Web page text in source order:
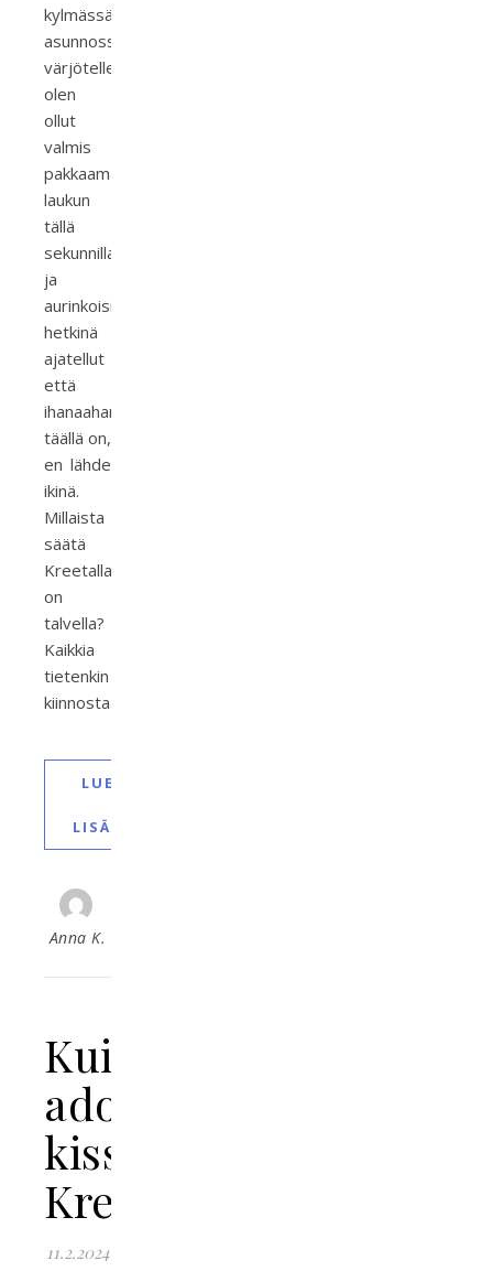
kylmässä
asunnossa
värjötellessä
olen
ollut
valmis
pakkaamaan
laukun
tällä
sekunnilla
ja
aurinkoisina
hetkinä
ajatellut
että
ihanaahan
täällä on,
en lähde
ikinä.
Millaista
säätä
Kreetalla
on
talvella?
Kaikkia
tietenkin
kiinnostaa…
LUE
LISÄÄ
Anna K.
Kuinka
adoptoida
kissa
Kreikasta?
11.2.2024